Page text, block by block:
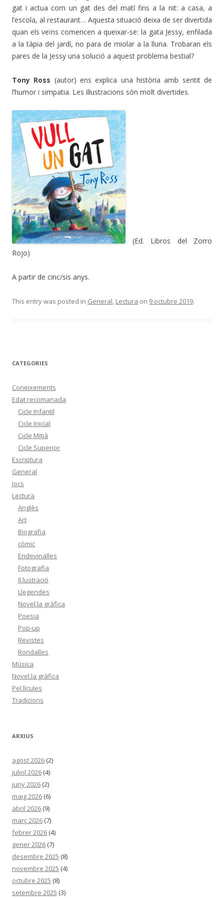
gat i actua com un gat des del matí fins a la nit: a casa, a
l’escola, al restaurant… Aquesta situació deixa de ser divertida
quan els veïns comencen a queixar-se: la gata Jessy, enfilada
a la tàpia del jardí, no para de miolar a la lluna. Trobaran els
pares de la Jessy una solució a aquest problema bestial?
Tony Ross (autor) ens explica una història amb sentit de
l’humor i simpatia. Les il·lustracions són molt divertides.
(Ed. Libros del Zorro
Rojo)
A partir de cinc/sis anys.
This entry was posted in General Lectura on 9 octubre 2019.
CATEGORIES
Coneixements
Edat recomanada
Cicle Infantil
Cicle Inicial
Cicle Mitjà
Cicle Superior
Escriptura
General
Jocs
Lectura
Anglès
Art
Biografia
còmic
Endevinalles
Fotografia
Il.lustració
Llegendes
Novel.la gràfica
Poesia
Pop-up
Revistes
Rondalles
Música
Novel.la gràfica
Pel.lícules
Tradicions
ARXIUS
agost 2026 (2)
juliol 2026 (4)
juny 2026 (2)
maig 2026 (6)
abril 2026 (9)
març 2026 (7)
febrer 2026 (4)
gener 2026 (7)
desembre 2025 (8)
novembre 2025 (4)
octubre 2025 (8)
setembre 2025 (3)